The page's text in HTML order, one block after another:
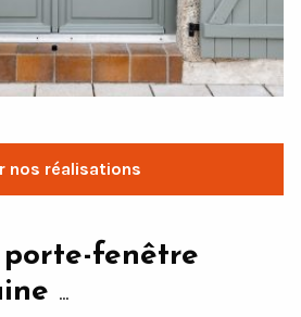
nos réalisations
fenêtre